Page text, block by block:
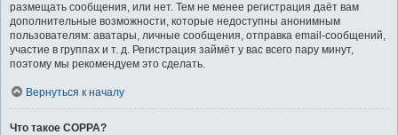
размещать сообщения, или нет. Тем не менее регистрация даёт вам
дополнительные возможности, которые недоступны анонимным
пользователям: аватары, личные сообщения, отправка email-сообщений,
участие в группах и т. д. Регистрация займёт у вас всего пару минут,
поэтому мы рекомендуем это сделать.
Вернуться к началу
Что такое COPPA?